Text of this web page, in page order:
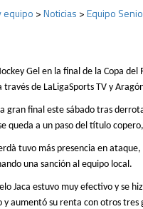
equipo >Noticias >Equipo
Gel en la final de la Copa
de LaLigaSports TV y
gran final este sábado tras
queda a un paso del título
tuvo más presencia en
una sanción al equipo local.
Jaca estuvo muy efectivo y se
y aumentó su renta con otros tres